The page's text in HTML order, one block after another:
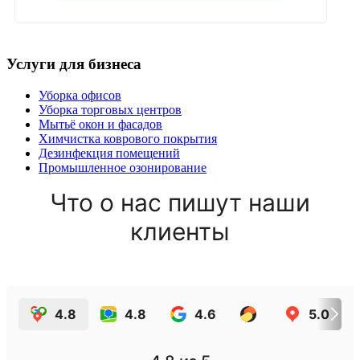
Услуги для бизнеса
Уборка офисов
Уборка торговых центров
Мытьё окон и фасадов
Химчистка коврового покрытия
Дезинфекция помещений
Промышленное озонирование
Что о нас пишут наши
клиенты
4.8 4.8 4.6 5.0